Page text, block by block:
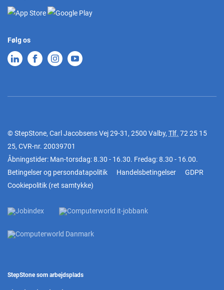
Følg os
© StepStone, Carl Jacobsens Vej 29-31, 2500 Valby, Tlf. 72 25 15
25, CVR-nr. 20039701
Åbningstider: Man-torsdag: 8.30 - 16.30. Fredag: 8.30 - 16.00.
Betingelser og persondatapolitik
Handelsbetingelser
GDPR
Cookiepolitik (ret samtykke)
StepStone som arbejdsplads